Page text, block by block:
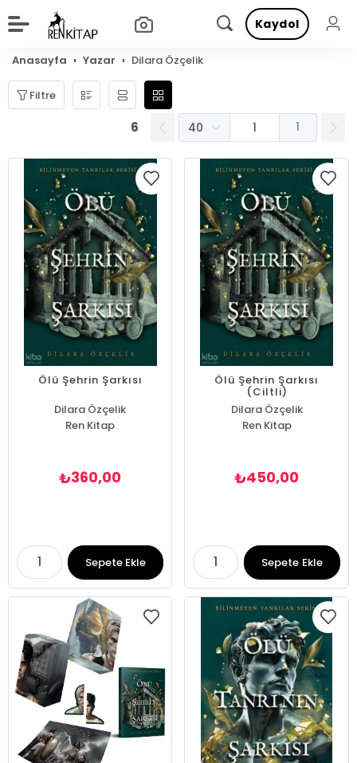
Kaydol
Anasayfa Yazar Dilara Özçelik
Filtre
6 1
Ölü Şehrin Şarkısı
Dilara Özçelik
Ren Kitap
₺360,00
Sepete Ekle
Ölü Şehrin Şarkısı
(Ciltli)
Dilara Özçelik
Ren Kitap
₺450,00
Sepete Ekle